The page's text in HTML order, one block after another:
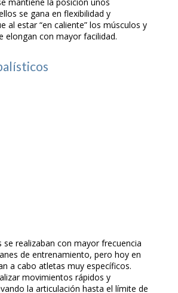
se gana en flexibilidad y
al estar “en caliente” los músculos y
elongan con mayor facilidad.
se realizaban con mayor frecuencia
de entrenamiento, pero hoy en
a cabo atletas muy específicos.
movimientos rápidos y
la articulación hasta el límite de